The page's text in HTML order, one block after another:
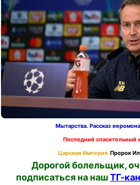
Мытарства. Рассказ
Последний спасительный
Царская Империя Пророк
Дорогой болельщик,
подписаться на нашТГ-